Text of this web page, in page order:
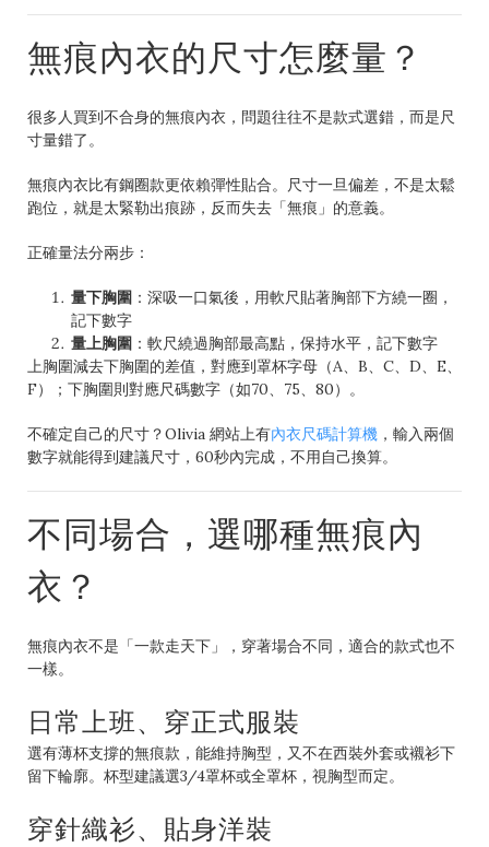
無痕內衣的尺寸怎麼量？
很多人買到不合身的無痕內衣，問題往往不是款式選錯，而是尺
寸量錯了。
無痕內衣比有鋼圈款更依賴彈性貼合。尺寸一旦偏差，不是太鬆
跑位，就是太緊勒出痕跡，反而失去「無痕」的意義。
正確量法分兩步：
量下胸圍 ：深吸一口氣後，用軟尺貼著胸部下方繞一圈，
記下數字
量上胸圍 ：軟尺繞過胸部最高點，保持水平，記下數字
上胸圍減去下胸圍的差值，對應到罩杯字母（A、B、C、D、E、
F）；下胸圍則對應尺碼數字（如70、75、80）。
不確定自己的尺寸？Olivia 網站上有內衣尺碼計算機 ，輸入兩個
數字就能得到建議尺寸，60秒內完成，不用自己換算。
不同場合，選哪種無痕內
衣？
無痕內衣不是「一款走天下」，穿著場合不同，適合的款式也不
一樣。
日常上班、穿正式服裝
選有薄杯支撐的無痕款，能維持胸型，又不在西裝外套或襯衫下
留下輪廓。杯型建議選3/4罩杯或全罩杯，視胸型而定。
穿針織衫、貼身洋裝